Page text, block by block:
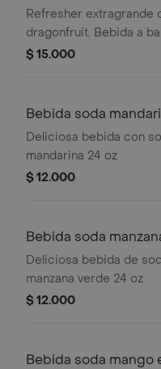
extragrande
Refresher extragrande
dragonfruit. Bebida a
limonada con té verde,
$ 15.000
Bebida soda
extragrande
Deliciosa bebida con
mandarina 24 oz
$ 12.000
Bebida soda
extragrande
Deliciosa bebida de
manzana verde 24 oz
$ 12.000
Bebida soda mango